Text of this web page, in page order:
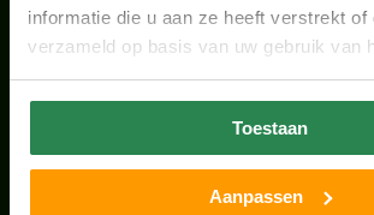
informatie die u aan ze heeft verstrekt of
verzameld op basis van uw gebruik van
Toestaan
Aanpassen
ONS TEAM GROEIT VERDER
juni 17, 2026